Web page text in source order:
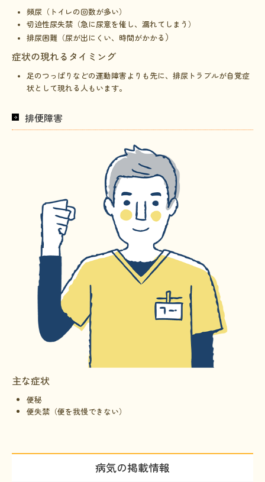
頻尿（トイレの回数が多い）
切迫性尿失禁（急に尿意を催し、漏れてしまう）
排尿困難（尿が出にくい、時間がかかる ）
症状の現れるタイミング
足のつっぱりなどの運動障害よりも先に、排尿トラブルが自覚症
状として現れる人もいます。
排便障害
主な症状
便秘
便失禁（便を我慢できない）
病気の掲載情報